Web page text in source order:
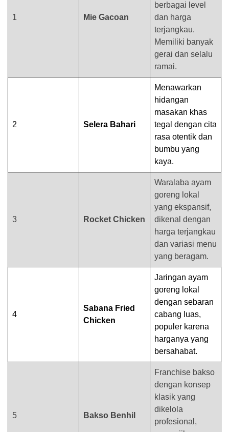
1 Mie Gacoan
berbagai level
dan harga
terjangkau.
Memiliki banyak
gerai dan selalu
ramai.
2 Selera Bahari
Menawarkan
hidangan
masakan khas
tegal dengan cita
rasa otentik dan
bumbu yang
kaya.
3 Rocket Chicken
Waralaba ayam
goreng lokal
yang ekspansif,
dikenal dengan
harga terjangkau
dan variasi menu
yang beragam.
4
Sabana Fried
Chicken
Jaringan ayam
goreng lokal
dengan sebaran
cabang luas,
populer karena
harganya yang
bersahabat.
5 Bakso Benhil
Franchise bakso
dengan konsep
klasik yang
dikelola
profesional,